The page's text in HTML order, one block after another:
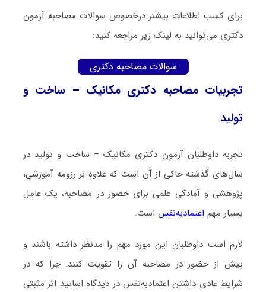
برای کسب اطلاعات بیشتر درخصوص سوالات مصاحبه آزمون
دکتری می‌توانید به لینک زیر مراجعه کنید:
سوالات مصاحبه دکتری
تجربیات مصاحبه دکتری مکانیک – ساخت و
تولید
تجربه داوطلبان آزمون دکتری مکانیک – ساخت و تولید در
سال‌های گذشته حاکی از آن است که علاوه بر رزومه آموزشی،
پژوهشی و آمادگی علمی برای حضور در مصاحبه، یک عامل
بسیار مهم اعتمادبه‌نفساست.
لازم است داوطلبان این مورد مهم را مدنظر داشته باشند و
پیش از حضور در مصاحبه آن را تقویت کنند. چرا که در
شرایط عادی داشتن اعتمادبه‌نفس در دیدگاه اساتید اثر مثبتی